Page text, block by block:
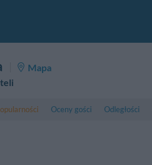
Mapa
Oceny gości Odległości